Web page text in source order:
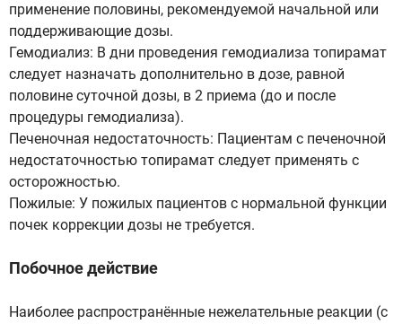
применение половины, рекомендуемой начальной или
поддерживающие дозы.
Гемодиализ: В дни проведения гемодиализа топирамат
следует назначать дополнительно в дозе, равной
половине суточной дозы, в 2 приема (до и после
процедуры гемодиализа).
Печеночная недостаточность: Пациентам с печеночной
недостаточностью топирамат следует применять с
осторожностью.
Пожилые: У пожилых пациентов с нормальной функции
почек коррекции дозы не требуется.
Побочное действие
Наиболее распространённые нежелательные реакции (с